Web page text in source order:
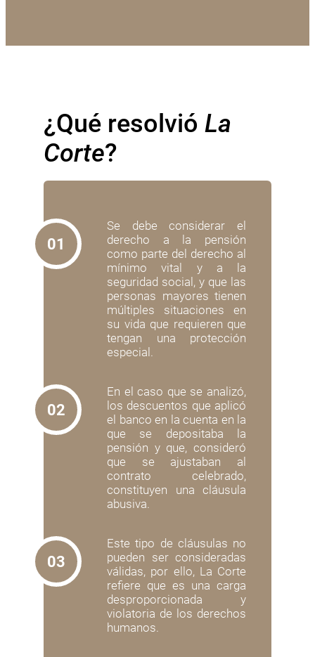
¿Qué resolvió La
Corte?
01
Se debe considerar el
derecho a la pensión
como parte del derecho al
mínimo vital y a la
seguridad social, y que las
personas mayores tienen
múltiples situaciones en
su vida que requieren que
tengan una protección
especial.
02
En el caso que se analizó,
los descuentos que aplicó
el banco en la cuenta en la
que se depositaba la
pensión y que, consideró
que se ajustaban al
contrato celebrado,
constituyen una cláusula
abusiva.
03
Este tipo de cláusulas no
pueden ser consideradas
válidas, por ello, La Corte
refiere que es una carga
desproporcionada y
violatoria de los derechos
humanos.